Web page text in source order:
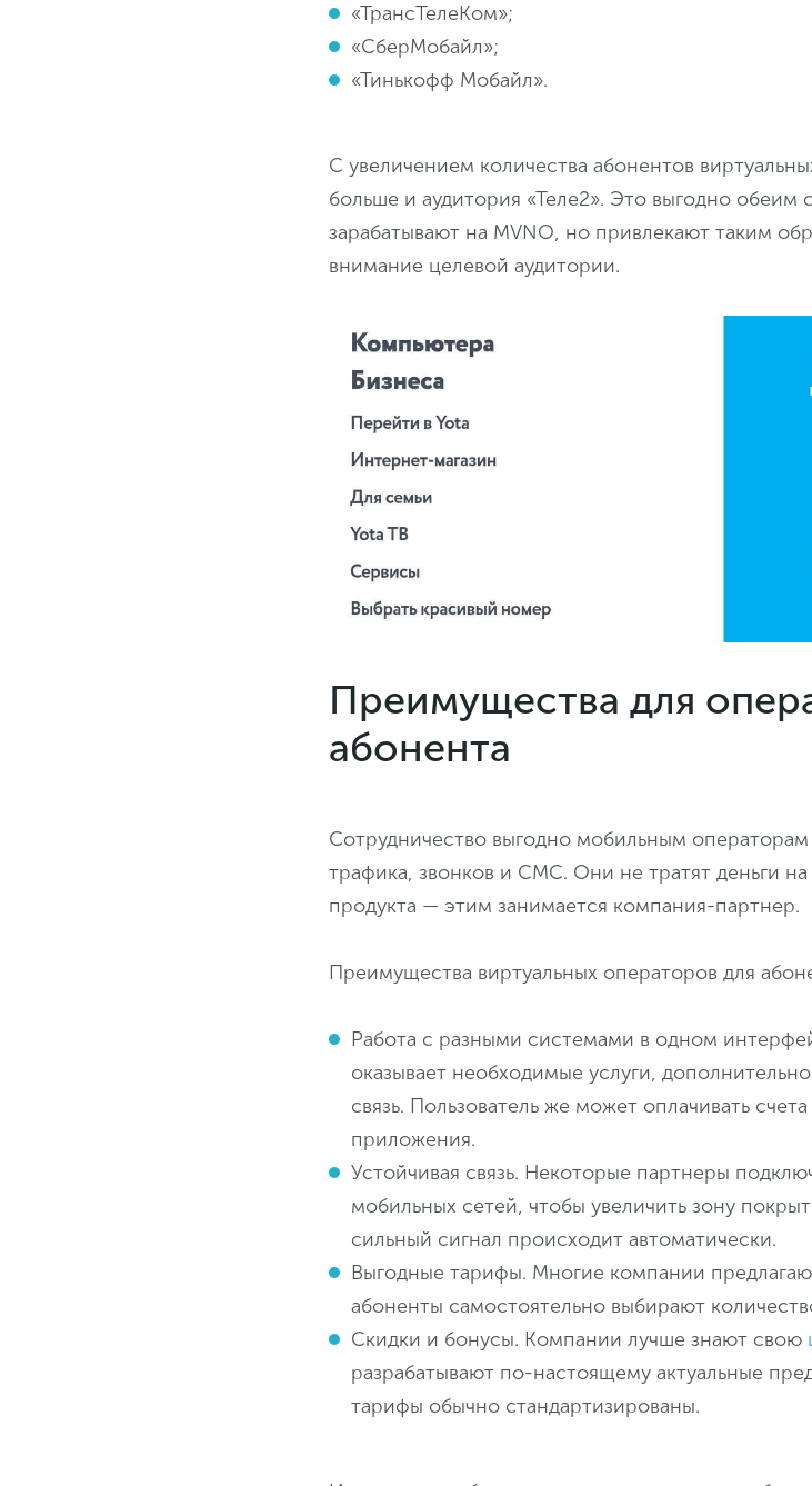
«ТрансТелеКом»;
«СберМобайл»;
«Тинькофф Мобайл».
С увеличением количества абонентов
больше и аудитория «Теле2». Это выгодно обеим
зарабатывают на MVNO, но привлекают таким
внимание целевой аудитории.
Преимущества для
абонента
Сотрудничество выгодно мобильным
трафика, звонков и СМС. Они не тратят деньги
продукта — этим занимается компания-партнер.
Преимущества виртуальных операторов для
Работа с разными системами в одном
оказывает необходимые услуги,
связь. Пользователь же может оплачивать
приложения.
Устойчивая связь. Некоторые партнеры
мобильных сетей, чтобы увеличить зону
сильный сигнал происходит автоматически.
Выгодные тарифы. Многие компании
абоненты самостоятельно выбирают
Скидки и бонусы. Компании лучше знают свою
разрабатывают по-настоящему актуальные
тарифы обычно стандартизированы.